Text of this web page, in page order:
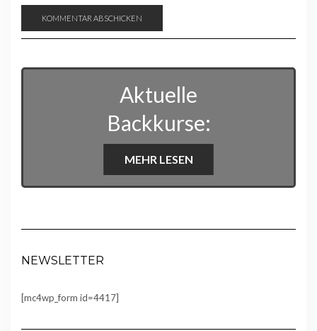
Aktuelle
Backkurse:
MEHR LESEN
NEWSLETTER
[mc4wp_form id=4417]